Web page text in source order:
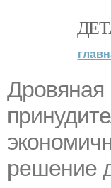
Дровяная
решение